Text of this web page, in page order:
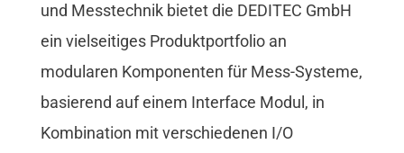
und Messtechnik bietet die DEDITEC GmbH
ein vielseitiges Produktportfolio an
modularen Komponenten für Mess-Systeme,
basierend auf einem Interface Modul, in
Kombination mit verschiedenen I/O